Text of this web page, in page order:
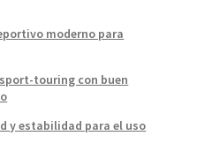
moderno para
touring con buen
y estabilidad para el uso